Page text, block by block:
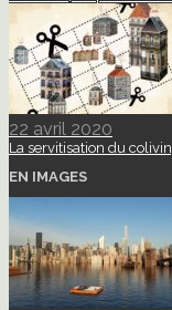
22 avril 2020
La servitisation du
EN IMAGES